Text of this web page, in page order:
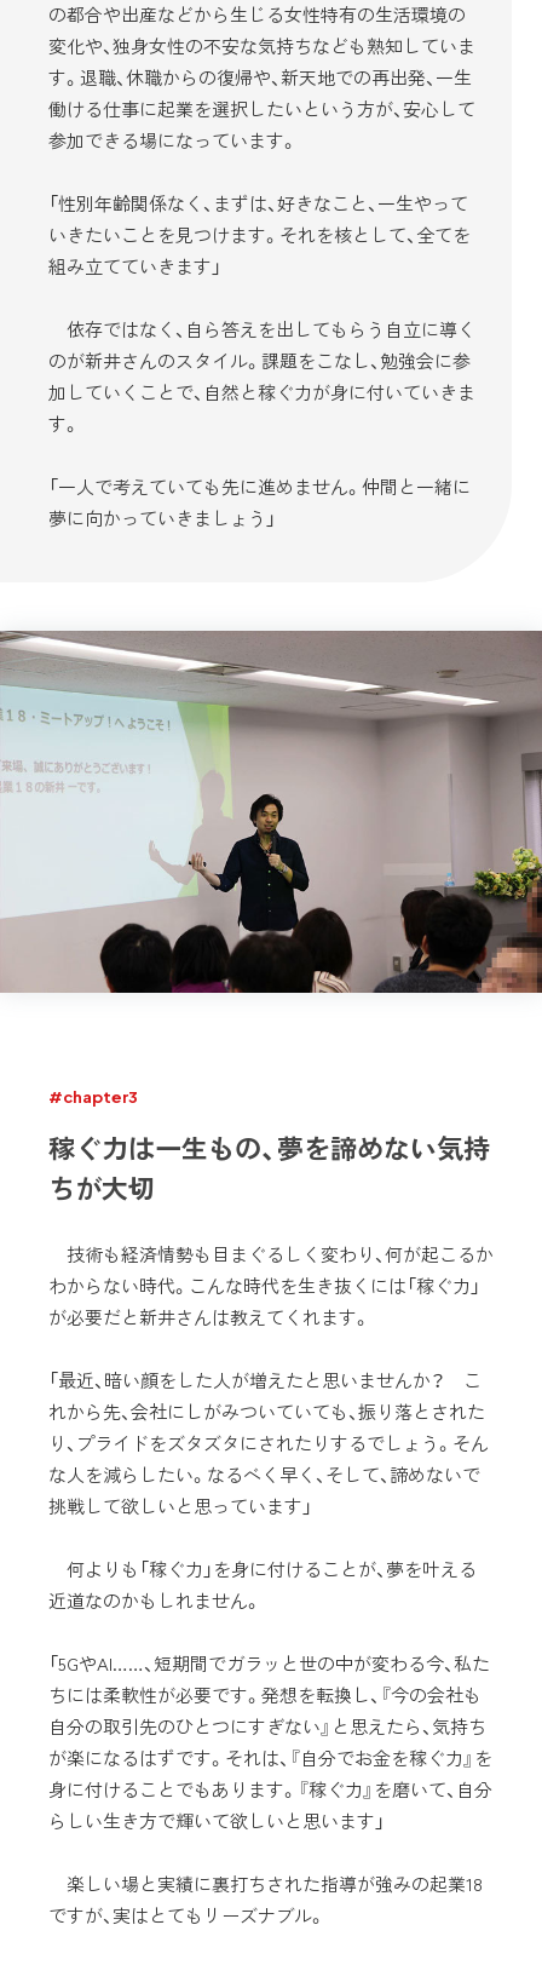
の都合や出産などから生じる女性特有の生活環境の
変化や、独身女性の不安な気持ちなども熟知していま
す。退職、休職からの復帰や、新天地での再出発、一生
働ける仕事に起業を選択したいという方が、安心して
参加できる場になっています。
「性別年齢関係なく、まずは、好きなこと、一生やって
いきたいことを見つけます。それを核として、全てを
組み立てていきます」
依存ではなく、自ら答えを出してもらう自立に導く
のが新井さんのスタイル。課題をこなし、勉強会に参
加していくことで、自然と稼ぐ力が身に付いていきま
す。
「一人で考えていても先に進めません。仲間と一緒に
夢に向かっていきましょう」
#chapter3
稼ぐ力は一生もの、夢を諦めない気持
ちが大切
技術も経済情勢も目まぐるしく変わり、何が起こるか
わからない時代。こんな時代を生き抜くには「稼ぐ力」
が必要だと新井さんは教えてくれます。
「最近、暗い顔をした人が増えたと思いませんか？ こ
れから先、会社にしがみついていても、振り落とされた
り、プライドをズタズタにされたりするでしょう。そん
な人を減らしたい。なるべく早く、そして、諦めないで
挑戦して欲しいと思っています」
何よりも「稼ぐ力」を身に付けることが、夢を叶える
近道なのかもしれません。
「5GやAI……、短期間でガラッと世の中が変わる今、私た
ちには柔軟性が必要です。発想を転換し、『今の会社も
自分の取引先のひとつにすぎない』と思えたら、気持ち
が楽になるはずです。それは、『自分でお金を稼ぐ力』を
身に付けることでもあります。『稼ぐ力』を磨いて、自分
らしい生き方で輝いて欲しいと思います」
楽しい場と実績に裏打ちされた指導が強みの起業18
ですが、実はとてもリーズナブル。